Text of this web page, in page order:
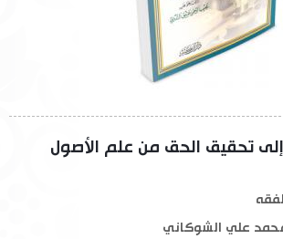
تحقيق الحق من علم الأصول
محمد علي الشوكاني